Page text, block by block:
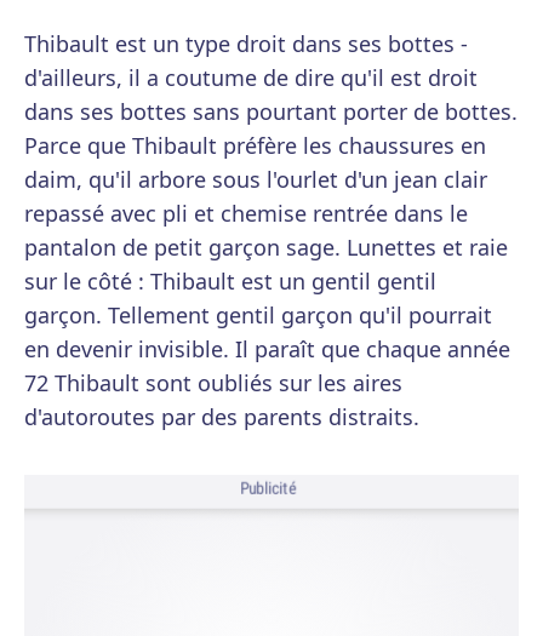
Thibault est un type droit dans ses bottes -
d'ailleurs, il a coutume de dire qu'il est droit
dans ses bottes sans pourtant porter de bottes.
Parce que Thibault préfère les chaussures en
daim, qu'il arbore sous l'ourlet d'un jean clair
repassé avec pli et chemise rentrée dans le
pantalon de petit garçon sage. Lunettes et raie
sur le côté : Thibault est un gentil gentil
garçon. Tellement gentil garçon qu'il pourrait
en devenir invisible. Il paraît que chaque année
72 Thibault sont oubliés sur les aires
d'autoroutes par des parents distraits.
Publicité